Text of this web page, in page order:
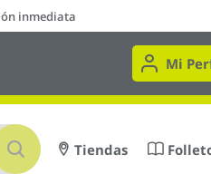
inmediata
Mi
Buscar
Tiendas